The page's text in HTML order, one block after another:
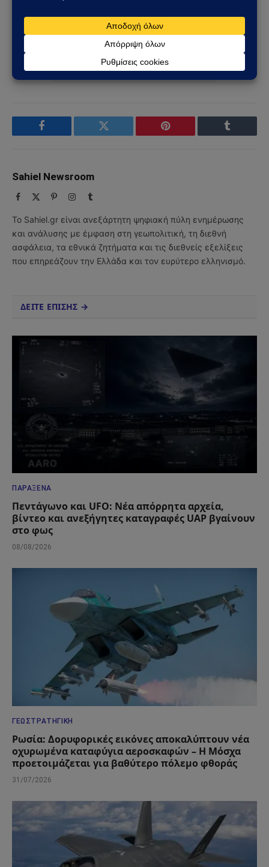
Ακολουθήστε στο Instagram
Ακολουθήστε στο YouTube
Facebook Twitter Pinterest Tumblr
Sahiel Newsroom
Facebook PinterestInstagram
Tumblr
Το Sahiel.gr είναι ανεξάρτητη ψηφιακή πύλη ενημέρωσης
και ανάλυσης με έμφαση στη γεωπολιτική, τη διεθνή
ασφάλεια, τα εθνικά ζητήματα και τις διεθνείς εξελίξεις
που επηρεάζουν την Ελλάδα και τον ευρύτερο ελληνισμό.
ΔΕΙΤΕ ΕΠΙΣΗΣ →
ΠΑΡΆΞΕΝΑ
Πεντάγωνο και UFO: Νέα απόρρητα αρχεία,
βίντεο και ανεξήγητες καταγραφές UAP βγαίνουν
στο φως
08/08/2026
ΓΕΩΣΤΡΑΤΗΓΙΚΉ
Ρωσία: Δορυφορικές εικόνες αποκαλύπτουν νέα
οχυρωμένα καταφύγια αεροσκαφών – Η Μόσχα
προετοιμάζεται για βαθύτερο πόλεμο φθοράς
31/07/2026